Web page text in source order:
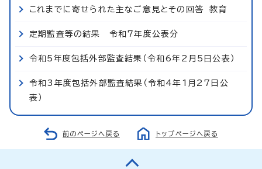
これまでに寄せられた主なご意見とその回答 教育
定期監査等の結果 令和7年度公表分
令和5年度包括外部監査結果（令和6年2月5日公表）
令和3年度包括外部監査結果（令和4年1月27日公
表）
前のページへ戻る トップページへ戻る